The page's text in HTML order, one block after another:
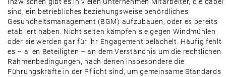
Inzwischen gibt es in vielen Unternehmen Mitarbeiter, die dabei
sind, ein betriebliches beziehungsweise behördliches
Gesundheitsmanagement (BGM) aufzubauen, oder es bereits
etabliert haben. Nicht selten kämpfen sie gegen Windmühlen
oder sie werden gar für ihr Engagement belächelt. Häufig fehlt
es – allen Beteiligten – an dem Verständnis um die rechtlichen
Rahmenbedingungen, nach denen insbesondere die
Führungskräfte in der Pflicht sind, um gemeinsame Standards